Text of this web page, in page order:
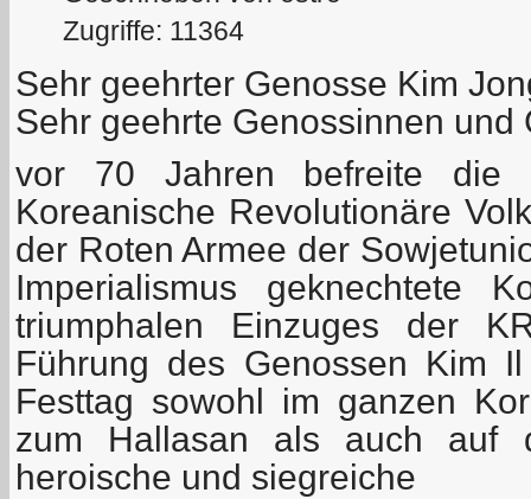
Zugriffe: 11364
Sehr geehrter Genosse Kim
Sehr geehrte Genossinnen und
vor 70 Jahren befreite die
Koreanische Revolutionäre
der Roten Armee der
Imperialismus geknechtete
triumphalen Einzuges der
Führung des Genossen Kim
Festtag sowohl im ganzen
zum Hallasan als auch auf
heroische und siegreiche